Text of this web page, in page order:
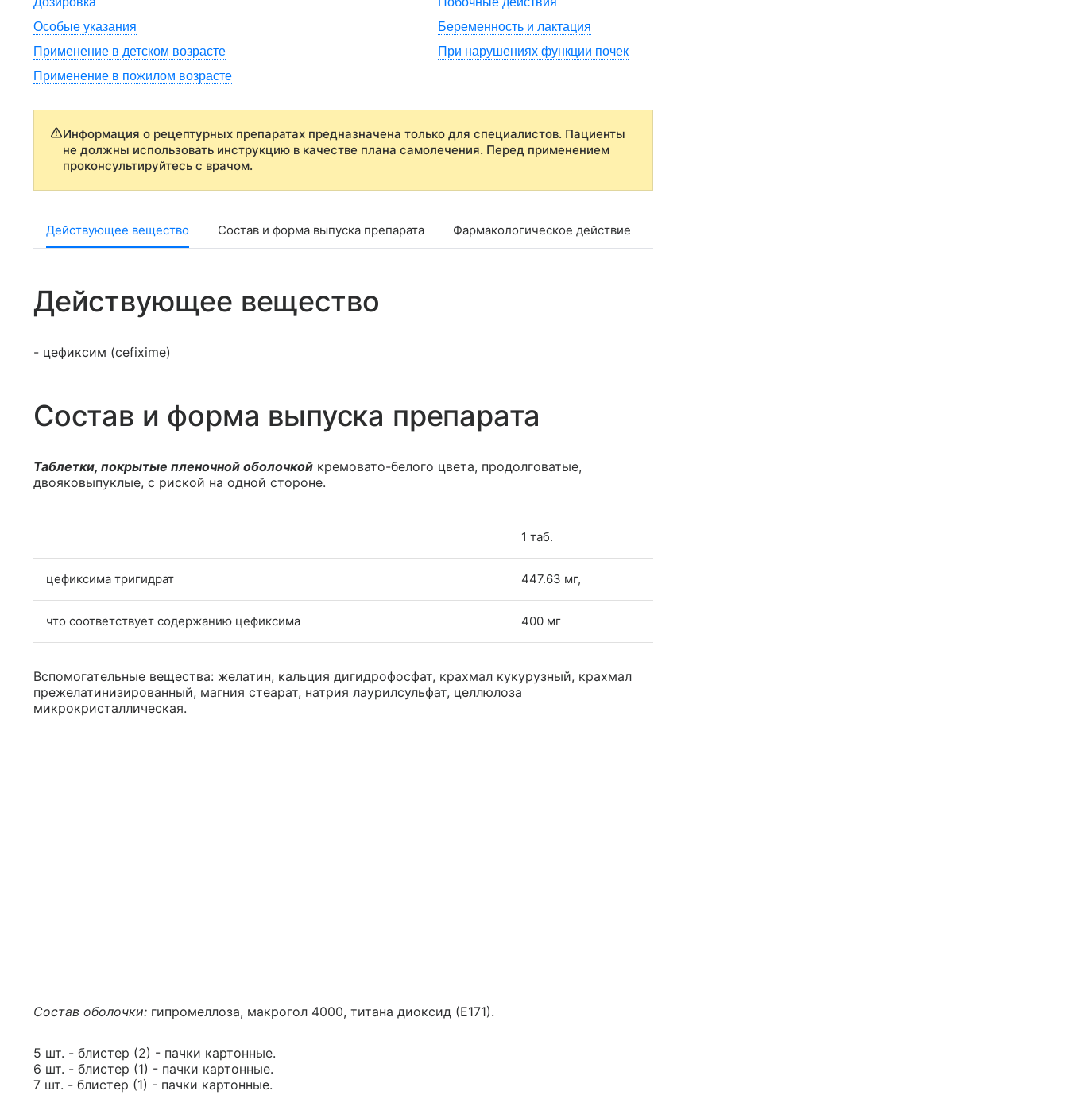
Особые указания
Беременность и лактация
Применение в детском возрасте
При нарушениях функции почек
Применение в пожилом возрасте
Информация о рецептурных препаратах предназначена только для специалистов. Пациенты
не должны использовать инструкцию в качестве плана самолечения. Перед применением
проконсультируйтесь с врачом.
Действующее вещество Состав и форма выпуска препарата Фармакологическое действие
Действующее вещество
- цефиксим (cefixime)
Состав и форма выпуска препарата
Таблетки, покрытые пленочной оболочкой кремовато-белого цвета, продолговатые,
двояковыпуклые, с риской на одной стороне.
1 таб.
цефиксима тригидрат 447.63 мг,
что соответствует содержанию цефиксима 400 мг
Вспомогательные вещества: желатин, кальция дигидрофосфат, крахмал кукурузный, крахмал
прежелатинизированный, магния стеарат, натрия лаурилсульфат, целлюлоза
микрокристаллическая.
Состав оболочки: гипромеллоза, макрогол 4000, титана диоксид (Е171).
5 шт. - блистер (2) - пачки картонные.
6 шт. - блистер (1) - пачки картонные.
7 шт. - блистер (1) - пачки картонные.